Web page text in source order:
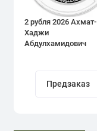
2 рубля 2026 Ахмат-
Хаджи
Абдулхамидович
Предзаказ